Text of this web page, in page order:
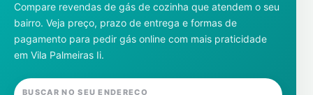
Notícias
Cadastre-se
Gás
Compare revendas de gás de cozinha que atendem o seu
bairro. Veja preço, prazo de entrega e formas de
pagamento para pedir gás online com mais praticidade
em Vila Palmeiras Ii.
BUSCAR NO SEU ENDEREÇO